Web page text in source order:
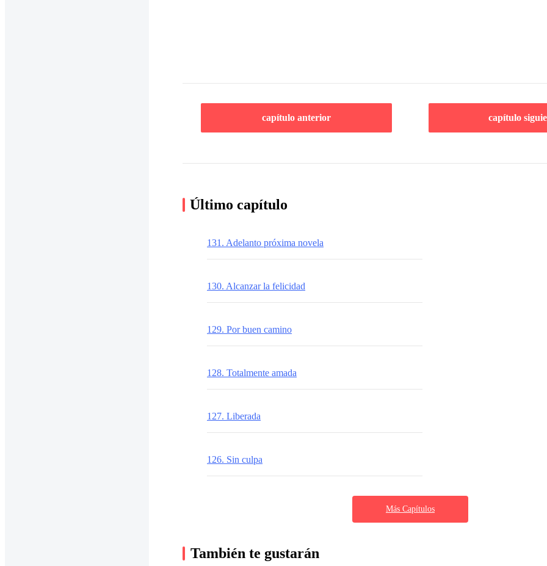
capítulo anterior capítulo
Último capítulo
131. Adelanto próxima novela
130. Alcanzar la felicidad
129. Por buen camino
128. Totalmente amada
127. Liberada
126. Sin culpa
Más Capítulos
También te gustarán